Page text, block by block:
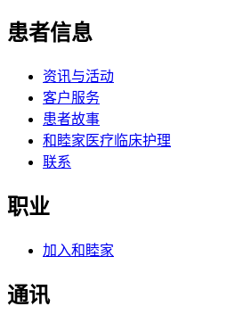
患者信息
资讯与活动
客户服务
患者故事
和睦家医疗临床护理
联系
职业
加入和睦家
通讯